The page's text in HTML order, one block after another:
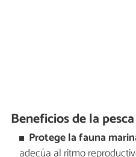
Beneficios de la
Protege la fauna